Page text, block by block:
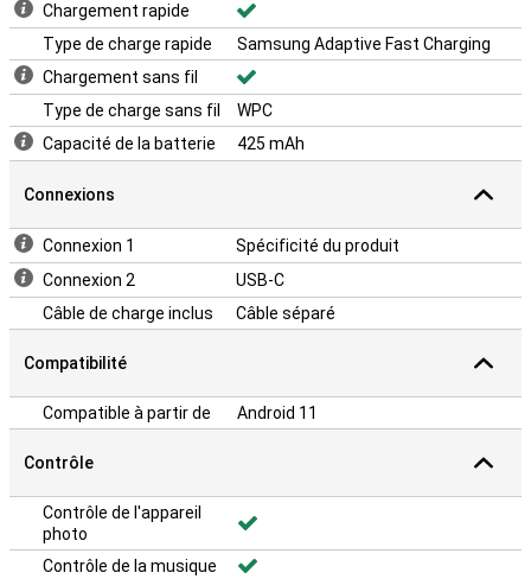
Chargement rapide
Type de charge rapide
Samsung Adaptive Fast Charging
Chargement sans fil
Type de charge sans fil
WPC
Capacité de la batterie
425 mAh
Connexions
Connexion 1
Spécificité du produit
Connexion 2
USB-C
Câble de charge inclus
Câble séparé
Compatibilité
Compatible à partir de Android 11
Contrôle
Contrôle de l'appareil
photo
Contrôle de la musique